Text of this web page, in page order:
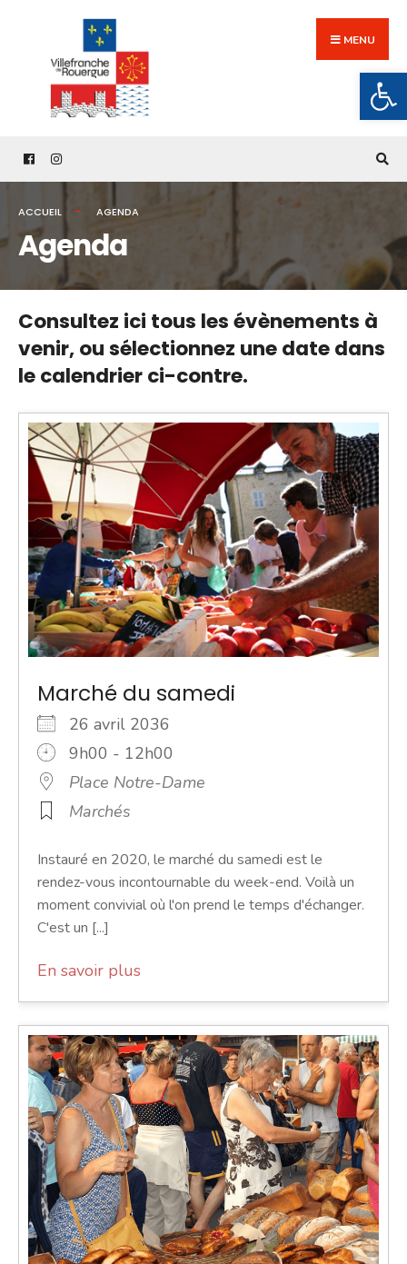
content
MENU
ACCUEIL AGENDA
Agenda
Consultez ici tous les évènements à
venir,ou sélectionnez une date dans
le calendrier ci-contre.
Marché du samedi
26 avril 2036
9h00 - 12h00
Place Notre-Dame
Marchés
Instauré en 2020, le marché du samedi est le
rendez-vous incontournable du week-end. Voilà un
moment convivial où l'on prend le temps d'échanger.
C'est un [...]
En savoir plus